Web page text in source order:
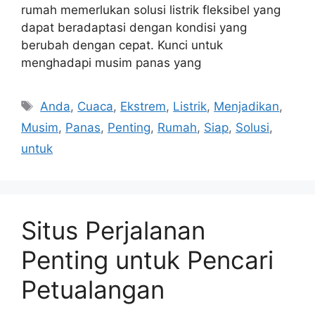
rumah memerlukan solusi listrik fleksibel yang
dapat beradaptasi dengan kondisi yang
berubah dengan cepat. Kunci untuk
menghadapi musim panas yang
Tags
Anda, Cuaca, Ekstrem, Listrik, Menjadikan,
Musim, Panas, Penting, Rumah, Siap, Solusi,
untuk
Situs Perjalanan
Penting untuk Pencari
Petualangan